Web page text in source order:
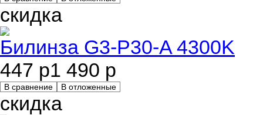
скидка
Билинза G3-P30-A 4300K
447 р1 490 р
В сравнение В отложенные
скидка